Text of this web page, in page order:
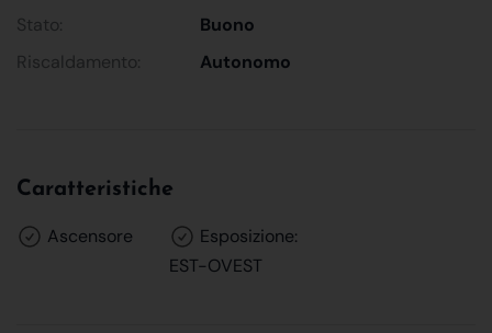
Stato:
Buono
Riscaldamento:
Autonomo
Caratteristiche
Ascensore
Esposizione:
EST-OVEST